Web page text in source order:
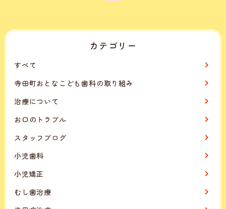
カテゴリー
すべて
寺田町おとなこども歯科の取り組み
治療について
お口のトラブル
スタッフブログ
小児歯科
小児矯正
むし歯治療